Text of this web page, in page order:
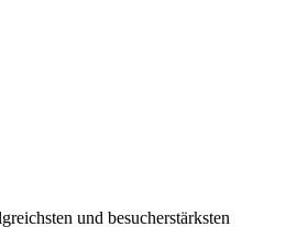
und besucherstärksten